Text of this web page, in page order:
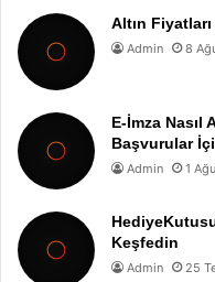
Altın
Admin 8
E-İmza Nasıl
Başvurular
Admin 1
Keşfedin
Admin 25